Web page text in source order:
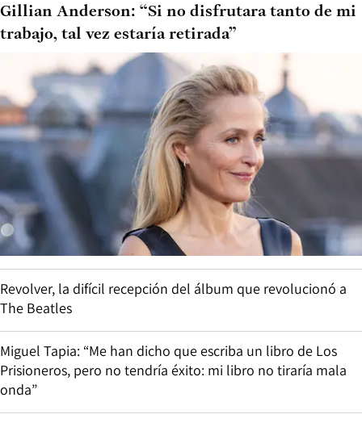
Gillian Anderson: “Si no disfrutara tanto de mi
trabajo, tal vez estaría retirada”
Revolver, la difícil recepción del álbum que revolucionó a
The Beatles
Miguel Tapia: “Me han dicho que escriba un libro de Los
Prisioneros, pero no tendría éxito: mi libro no tiraría mala
onda”